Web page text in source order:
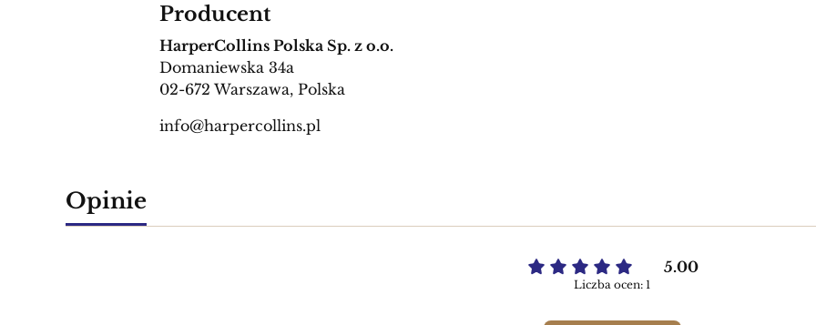
Producent
HarperCollins Polska Sp. z o.o.
Domaniewska 34a
02-672 Warszawa, Polska
info@harpercollins.pl
Opinie
5.00
Liczba ocen: 1